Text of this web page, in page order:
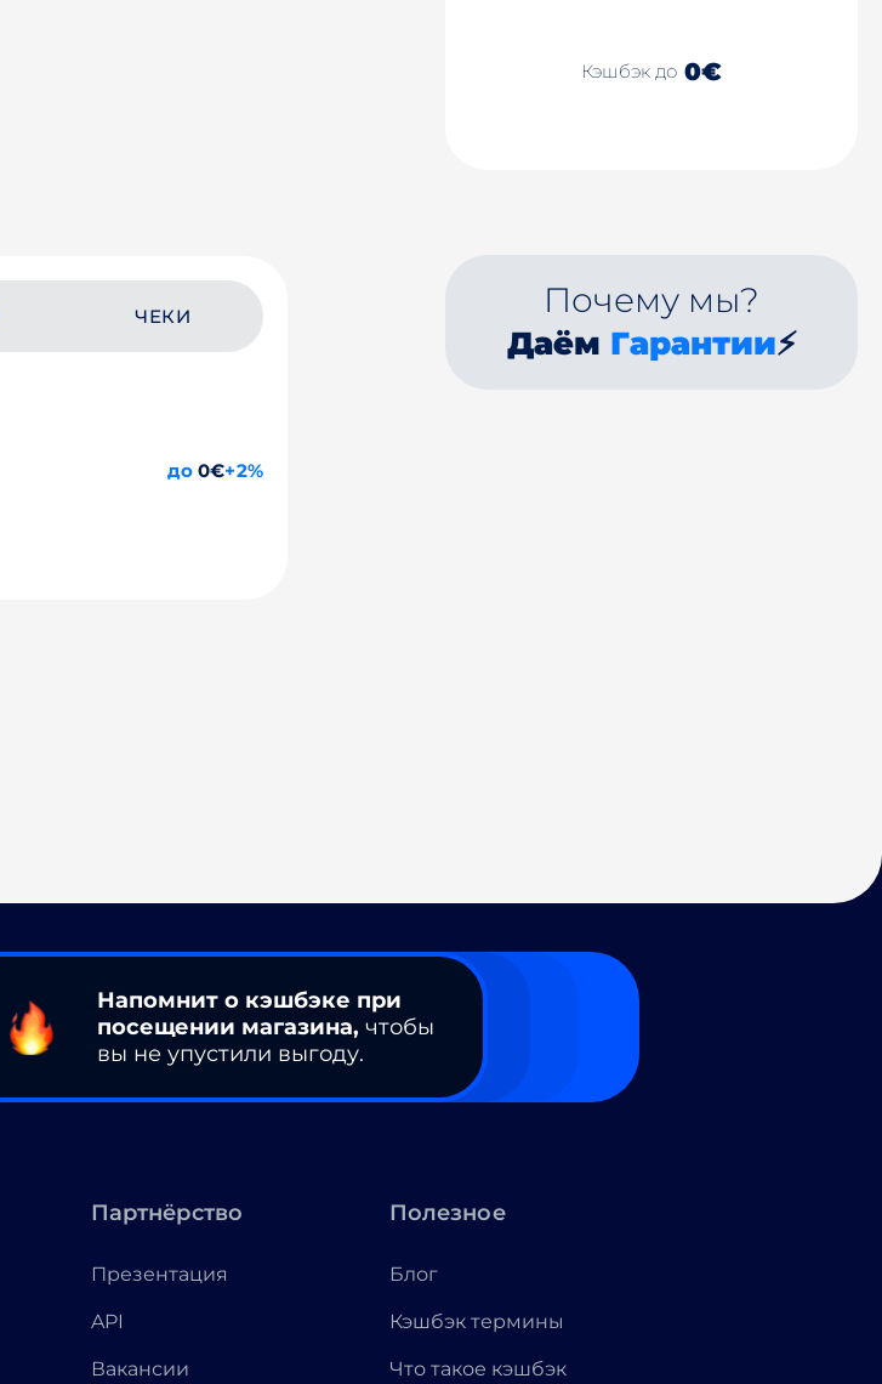
Кэшбэк до 0€
ЧЕКИ
до0€+2%
Почему мы?
Даём Гарантии⚡
Напомнит о кэшбэке при
посещении магазина, чтобы
вы не упустили выгоду.
Партнёрство
Презентация
API
Вакансии
Полезное
Блог
Кэшбэк термины
Что такое кэшбэк